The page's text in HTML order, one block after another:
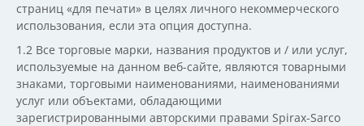
страниц «для печати» в целях личного некоммерческого
использования, если эта опция доступна.
1.2 Все торговые марки, названия продуктов и / или услуг,
используемые на данном веб-сайте, являются товарными
знаками, торговыми наименованиями, наименованиями
услуг или объектами, обладающими
зарегистрированными авторскими правами Spirax-Sarco